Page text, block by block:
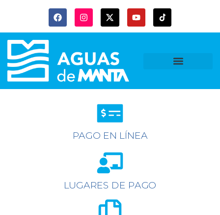
PAGO EN LÍNEA
LUGARES DE PAGO